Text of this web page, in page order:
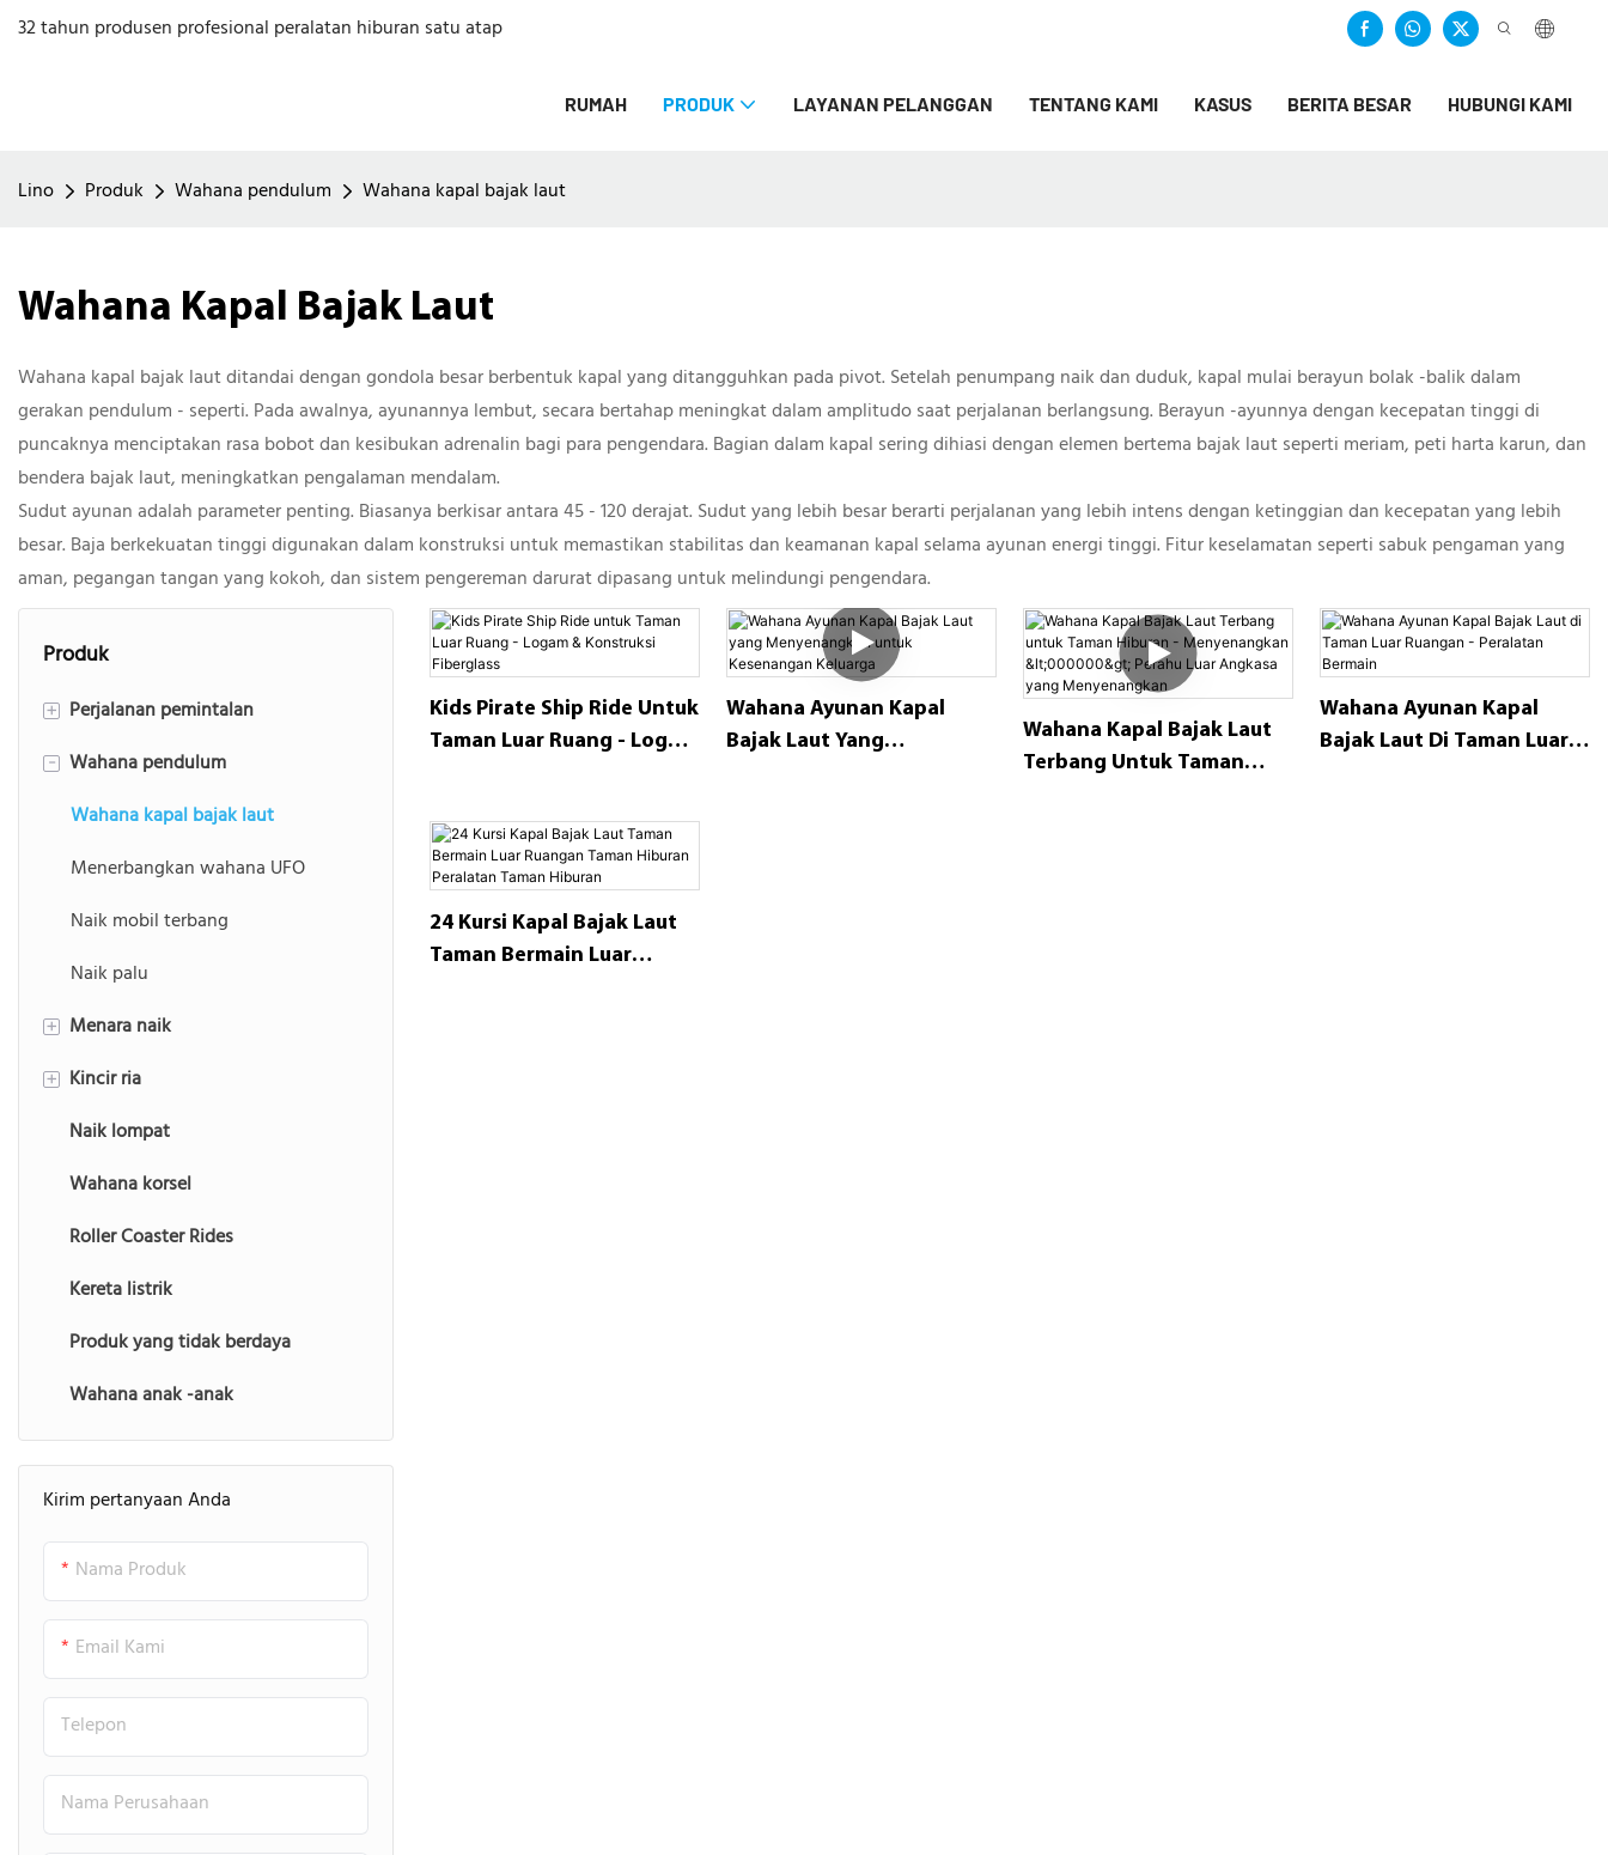
32 tahun produsen profesional peralatan hiburan satu atap
RUMAH PRODUK LAYANAN PELANGGAN TENTANG KAMI KASUS BERITA BESAR HUBUNGI KAMI
Lino Produk Wahana pendulum Wahana kapal bajak laut
Wahana Kapal Bajak Laut
Wahana kapal bajak laut ditandai dengan gondola besar berbentuk kapal yang ditangguhkan pada pivot. Setelah penumpang naik dan duduk, kapal mulai berayun bolak -balik dalam
gerakan pendulum - seperti. Pada awalnya, ayunannya lembut, secara bertahap meningkat dalam amplitudo saat perjalanan berlangsung. Berayun -ayunnya dengan kecepatan tinggi di
puncaknya menciptakan rasa bobot dan kesibukan adrenalin bagi para pengendara. Bagian dalam kapal sering dihiasi dengan elemen bertema bajak laut seperti meriam, peti harta karun, dan
bendera bajak laut, meningkatkan pengalaman mendalam.
Sudut ayunan adalah parameter penting. Biasanya berkisar antara 45 - 120 derajat. Sudut yang lebih besar berarti perjalanan yang lebih intens dengan ketinggian dan kecepatan yang lebih
besar. Baja berkekuatan tinggi digunakan dalam konstruksi untuk memastikan stabilitas dan keamanan kapal selama ayunan energi tinggi. Fitur keselamatan seperti sabuk pengaman yang
aman, pegangan tangan yang kokoh, dan sistem pengereman darurat dipasang untuk melindungi pengendara.
Produk
+ Perjalanan pemintalan
Kecepatan perjalanan kincir angin
Perjalanan Badai Energi
Wahana putaran teratas
Naik kursi terbang
Naik giroskop
Wahana gurita
Bumble Bee Rides
Mega Bounce Ride
- Wahana pendulum
Wahana kapal bajak laut
Menerbangkan wahana UFO
Naik mobil terbang
Naik palu
+ Menara naik
Menjatuhkan menara
Menara balon samba
Perjalanan Hopper Katak
+ Kincir ria
Ferris Wheel yang besar
Mini Ferris Wheel
Naik lompat
Wahana korsel
Roller Coaster Rides
Kereta listrik
Produk yang tidak berdaya
Wahana anak -anak
Kirim pertanyaan Anda
Nama Produk
Email Kami
Telepon
Nama Perusahaan
Kids Pirate Ship Ride Untuk
Taman Luar Ruang - Logam
Wahana Ayunan Kapal
Bajak Laut Yang
Wahana Kapal Bajak Laut
Terbang Untuk Taman
Wahana Ayunan Kapal
Bajak Laut Di Taman Luar
24 Kursi Kapal Bajak Laut
Taman Bermain Luar